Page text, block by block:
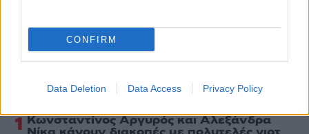
CONFIRM
Data Deletion Data Access Privacy Policy
Πιο δημοφιλή
1 Κωνσταντίνος Αργυρός και Αλεξάνδρα